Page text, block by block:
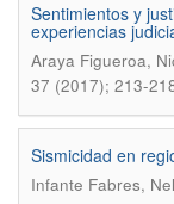
Sentimientos y
experiencias
Araya Figueroa,
37 (2017); 213-
Sismicidad en
Infante Fabres,